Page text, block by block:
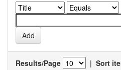
Results/Page | Sort